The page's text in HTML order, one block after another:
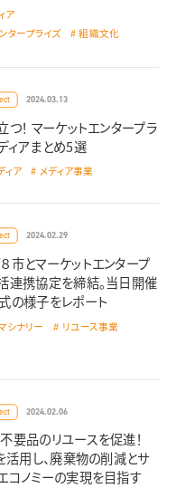
ア
タープライズ 組織文化
2024.03.13
つ！ マーケットエンタープラ
ィアまとめ5選
ィア メディア事業
2024.02.29
市とマーケットエンタープ
連携協定を締結。当日開催
の様子をレポート
シナリー リユース事業
2024.02.06
要品のリユースを促進！
を活用し、廃棄物の削減とサ
コノミーの実現を目指す